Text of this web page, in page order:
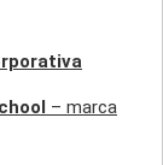
– marca